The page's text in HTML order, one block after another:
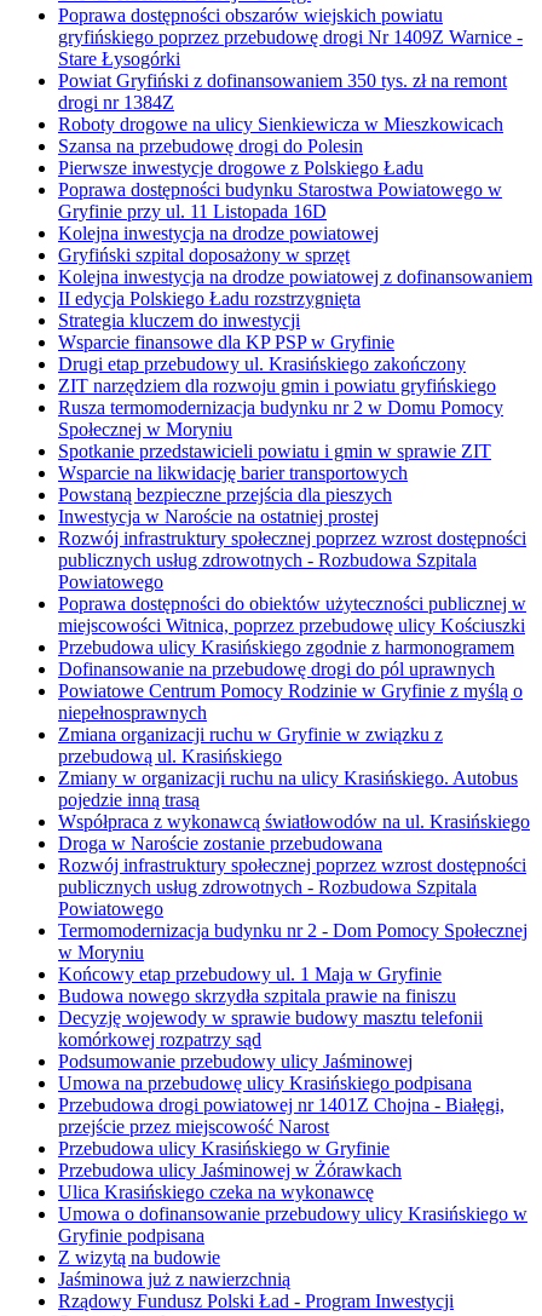
Poprawa dostępności obszarów wiejskich powiatu
gryfińskiego poprzez przebudowę drogi Nr 1409Z Warnice -
Stare Łysogórki
Powiat Gryfiński z dofinansowaniem 350 tys. zł na remont
drogi nr 1384Z
Roboty drogowe na ulicy Sienkiewicza w Mieszkowicach
Szansa na przebudowę drogi do Polesin
Pierwsze inwestycje drogowe z Polskiego Ładu
Poprawa dostępności budynku Starostwa Powiatowego w
Gryfinie przy ul. 11 Listopada 16D
Kolejna inwestycja na drodze powiatowej
Gryfiński szpital doposażony w sprzęt
Kolejna inwestycja na drodze powiatowej z dofinansowaniem
II edycja Polskiego Ładu rozstrzygnięta
Strategia kluczem do inwestycji
Wsparcie finansowe dla KP PSP w Gryfinie
Drugi etap przebudowy ul. Krasińskiego zakończony
ZIT narzędziem dla rozwoju gmin i powiatu gryfińskiego
Rusza termomodernizacja budynku nr 2 w Domu Pomocy
Społecznej w Moryniu
Spotkanie przedstawicieli powiatu i gmin w sprawie ZIT
Wsparcie na likwidację barier transportowych
Powstaną bezpieczne przejścia dla pieszych
Inwestycja w Naroście na ostatniej prostej
Rozwój infrastruktury społecznej poprzez wzrost dostępności
publicznych usług zdrowotnych - Rozbudowa Szpitala
Powiatowego
Poprawa dostępności do obiektów użyteczności publicznej w
miejscowości Witnica, poprzez przebudowę ulicy Kościuszki
Przebudowa ulicy Krasińskiego zgodnie z harmonogramem
Dofinansowanie na przebudowę drogi do pól uprawnych
Powiatowe Centrum Pomocy Rodzinie w Gryfinie z myślą o
niepełnosprawnych
Zmiana organizacji ruchu w Gryfinie w związku z
przebudową ul. Krasińskiego
Zmiany w organizacji ruchu na ulicy Krasińskiego. Autobus
pojedzie inną trasą
Współpraca z wykonawcą światłowodów na ul. Krasińskiego
Droga w Naroście zostanie przebudowana
Rozwój infrastruktury społecznej poprzez wzrost dostępności
publicznych usług zdrowotnych - Rozbudowa Szpitala
Powiatowego
Termomodernizacja budynku nr 2 - Dom Pomocy Społecznej
w Moryniu
Końcowy etap przebudowy ul. 1 Maja w Gryfinie
Budowa nowego skrzydła szpitala prawie na finiszu
Decyzję wojewody w sprawie budowy masztu telefonii
komórkowej rozpatrzy sąd
Podsumowanie przebudowy ulicy Jaśminowej
Umowa na przebudowę ulicy Krasińskiego podpisana
Przebudowa drogi powiatowej nr 1401Z Chojna - Białęgi,
przejście przez miejscowość Narost
Przebudowa ulicy Krasińskiego w Gryfinie
Przebudowa ulicy Jaśminowej w Żórawkach
Ulica Krasińskiego czeka na wykonawcę
Umowa o dofinansowanie przebudowy ulicy Krasińskiego w
Gryfinie podpisana
Z wizytą na budowie
Jaśminowa już z nawierzchnią
Rządowy Fundusz Polski Ład - Program Inwestycji